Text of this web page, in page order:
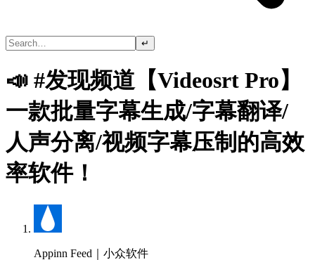
↵
📣 #发现频道【Videosrt Pro】
一款批量字幕生成/字幕翻译/
人声分离/视频字幕压制的高效
率软件！
Appinn Feed｜小众软件